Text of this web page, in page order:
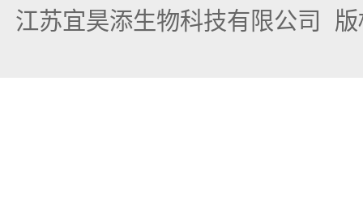
江苏宜昊添生物科技有限公司